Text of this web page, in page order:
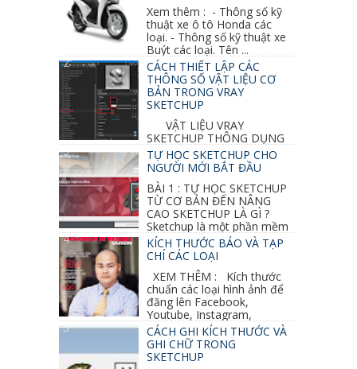
Xem thêm : - Thông số kỹ
thuật xe ô tô Honda các
loại. - Thông số kỹ thuật xe
Buýt các loại. Tên ...
CÁCH THIẾT LẬP CÁC
THÔNG SỐ VẬT LIỆU CƠ
BẢN TRONG VRAY
SKETCHUP
VẬT LIỆU VRAY
SKETCHUP THÔNG DỤNG
NHẤT 1. VẬT LIỆU VRAY INOX BÓNG: ●
Diffuse : đen ● Reflection color ...
TỰ HỌC SKETCHUP CHO
NGƯỜI MỚI BẮT ĐẦU
BÀI 1 : TỰ HỌC SKETCHUP
TỪ CƠ BẢN ĐẾN NÂNG
CAO SKETCHUP LÀ GÌ ?
Sketchup là một phần mềm
vẽ 3d của Google, nó khá dễ sữ...
KÍCH THƯỚC BÁO VÀ TẠP
CHÍ CÁC LOẠI
XEM THÊM : Kích thước
chuẩn các loại hình ảnh để
đăng lên Facebook,
Youtube, Instagram,
Linkedin, Pinterest...CÁCH GHI KÍCH THƯỚC VÀ
GHI CHỮ TRONG
SKETCHUP